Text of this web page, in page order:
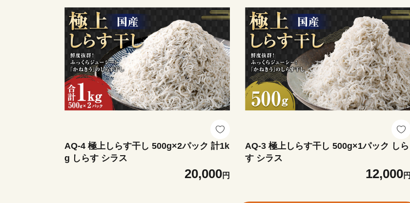
AQ-4 極上しらす干し 500g×2パック 計1k
g しらす シラス
20,000円
AQ-3 極上しらす干し 500g×1パック しら
す シラス
12,000円